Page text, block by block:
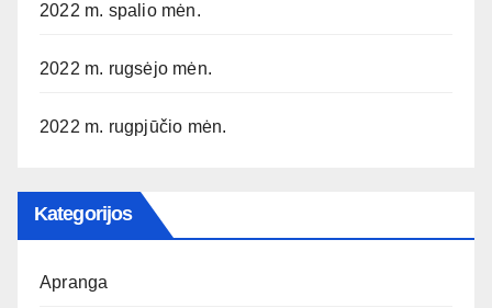
2022 m. spalio mėn.
2022 m. rugsėjo mėn.
2022 m. rugpjūčio mėn.
Kategorijos
Apranga